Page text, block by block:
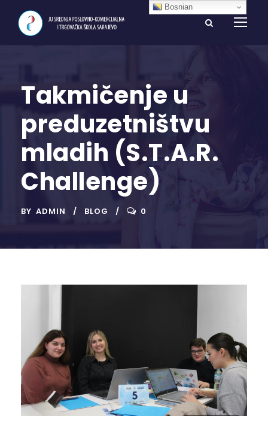
Takmičenje u
preduzetništvu
mladih (S.T.A.R.
Challenge)
BY ADMIN BLOG 0
Bosnian